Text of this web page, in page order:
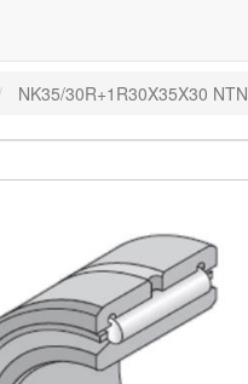
NK35/30R+1R30X35X30 NTN